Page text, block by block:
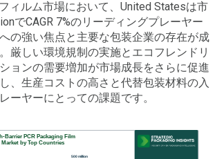
ィルム市場において、United Statesは市
でCAGR 7%のリーディングプレーヤー
の強い焦点と主要な包装企業の存在が成
厳しい環境規制の実施とエコフレンドリ
ョンの需要増加が市場成長をさらに促進
、生産コストの高さと代替包装材料の入
ーヤーにとっての課題です。